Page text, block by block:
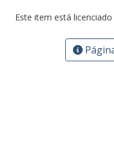
Este item está licenciado